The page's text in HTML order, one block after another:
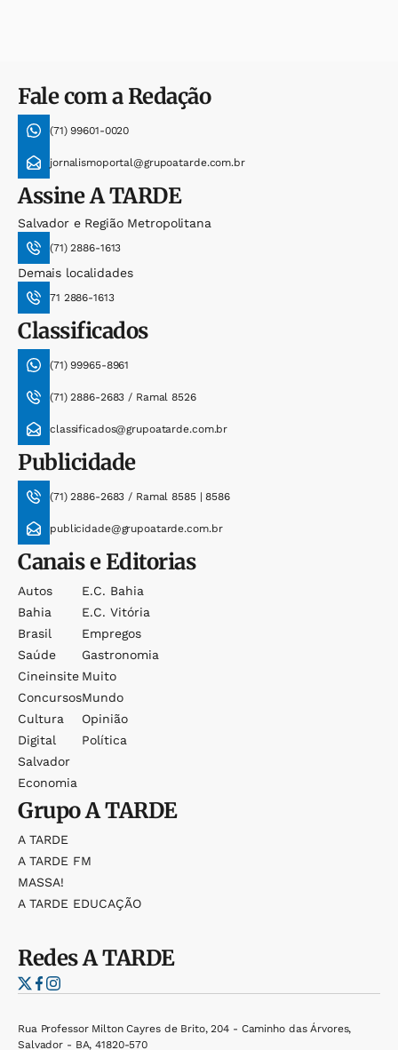
Fale com a Redação
(71) 99601-0020
jornalismoportal@grupoatarde.com.br
AssineA TARDE
Salvador e Região Metropolitana
(71) 2886-1613
Demais localidades
71 2886-1613
Classificados
(71) 99965-8961
(71) 2886-2683 / Ramal 8526
classificados@grupoatarde.com.br
Publicidade
(71) 2886-2683 / Ramal 8585 | 8586
publicidade@grupoatarde.com.br
Canais e Editorias
Autos
Bahia
Brasil
Saúde
Cineinsite
Concursos
Cultura
Digital
Salvador
Economia
E.c. Bahia
E.c. Vitória
Empregos
Gastronomia
Muito
Mundo
Opinião
Política
GrupoA TARDE
A TARDE
A TARDE FM
MASSA!
A TARDE EDUCAÇÃO
RedesA TARDE
Rua Professor Milton Cayres de Brito, 204 - Caminho das Árvores,
Salvador - BA, 41820-570